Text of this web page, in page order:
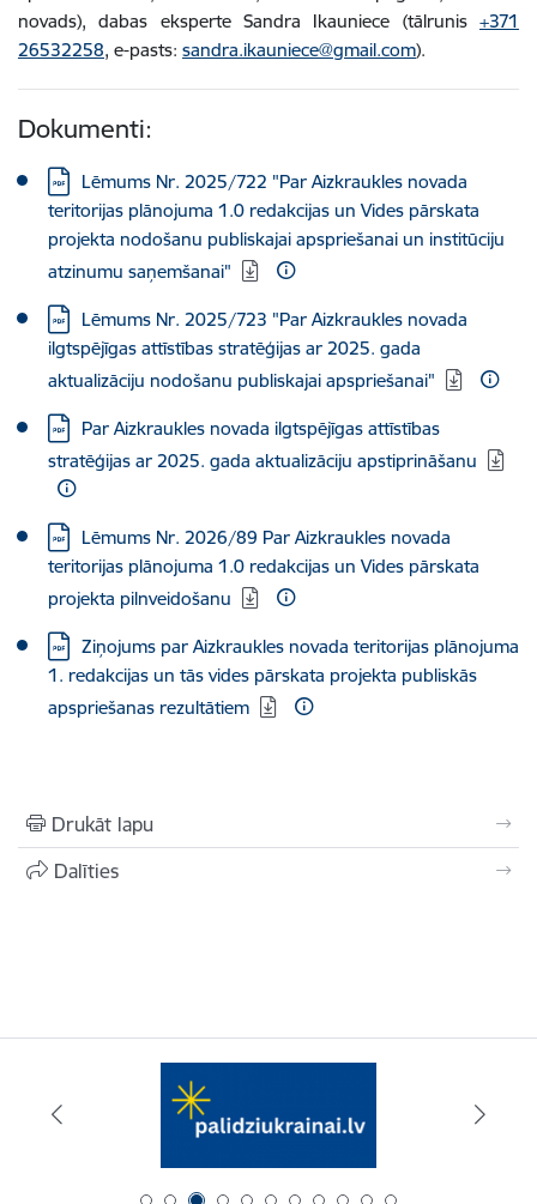
novads), dabas eksperte Sandra Ikauniece (tālrunis +371
26532258, e-pasts: sandra.ikauniece@gmail.com).
Dokumenti:
Lejupielādēt:
Lēmums Nr. 2025/722 "Par Aizkraukles novada
teritorijas plānojuma 1.0 redakcijas un Vides pārskata
projekta nodošanu publiskajai apspriešanai un institūciju
atzinumu saņemšanai"
Lejupielādēt:
Lēmums Nr. 2025/723 "Par Aizkraukles novada
ilgtspējīgas attīstības stratēģijas ar 2025. gada
aktualizāciju nodošanu publiskajai apspriešanai"
Lejupielādēt:
Par Aizkraukles novada ilgtspējīgas attīstības
stratēģijas ar 2025. gada aktualizāciju apstiprināšanu
Lejupielādēt:
Lēmums Nr. 2026/89 Par Aizkraukles novada
teritorijas plānojuma 1.0 redakcijas un Vides pārskata
projekta pilnveidošanu
Lejupielādēt:
Ziņojums par Aizkraukles novada teritorijas plānojuma
1. redakcijas un tās vides pārskata projekta publiskās
apspriešanas rezultātiem
Drukāt lapu
Dalīties